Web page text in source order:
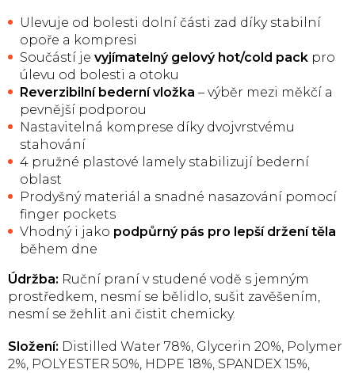
Ulevuje od bolesti dolní části zad díky stabilní
opoře a kompresi
Součástí je vyjímatelný gelový hot/cold pack pro
úlevu od bolesti a otoku
Reverzibilní bederní vložka – výběr mezi měkčí a
pevnější podporou
Nastavitelná komprese díky dvojvrstvému
stahování
4 pružné plastové lamely stabilizují bederní
oblast
Prodyšný materiál a snadné nasazování pomocí
finger pockets
Vhodný i jako podpůrný pás pro lepší držení těla
během dne
Údržba: Ruční praní v studené vodě s jemným
prostředkem, nesmí se bělidlo, sušit zavěšením,
nesmí se žehlit ani čistit chemicky.
Složení: Distilled Water 78%, Glycerin 20%, Polymer
2%, POLYESTER 50%, HDPE 18%, SPANDEX 15%,